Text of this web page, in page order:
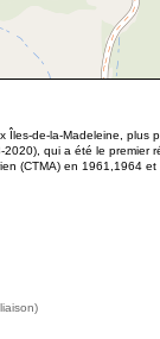
Îles-de-la-Madeleine, plus
qui a été le
(CTMA) en 1961,1964 et